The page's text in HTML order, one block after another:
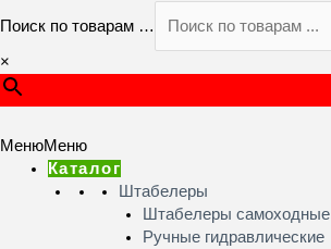
Поиск по товарам …
×
МенюМеню
Каталог
Штабелеры
Штабелеры самоходные
Ручные гидравлические